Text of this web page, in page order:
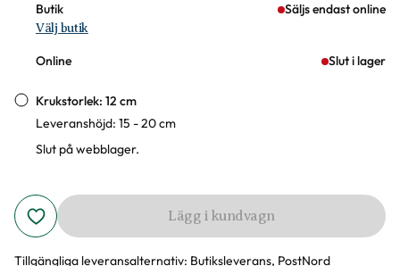
Butik Säljs endast online
Välj butik
Online Slut i lager
Krukstorlek: 12 cm
Leveranshöjd: 15 - 20 cm
Slut på webblager.
Lägg i kundvagn
Tillgängliga leveransalternativ: Butiksleverans, PostNord